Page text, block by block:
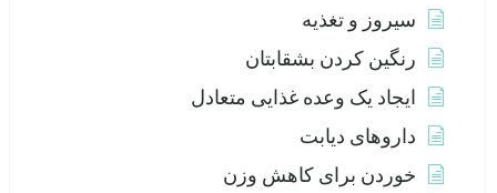
سیروز و تغذیه
رنگین کردن بشقابتان
ایجاد یک وعده غذایی متعادل
داروهای دیابت
خوردن برای کاهش وزن